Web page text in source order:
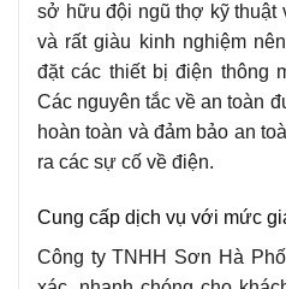
sở hữu đội ngũ thợ kỹ thuật
và rất giàu kinh nghiệm
đặt các thiết bị điện thông
Các nguyên tắc về an toàn
hoàn toàn và đảm bảo an
ra các sự cố về điện.
Cung cấp dịch vụ với mức
Công ty TNHH Sơn Hà